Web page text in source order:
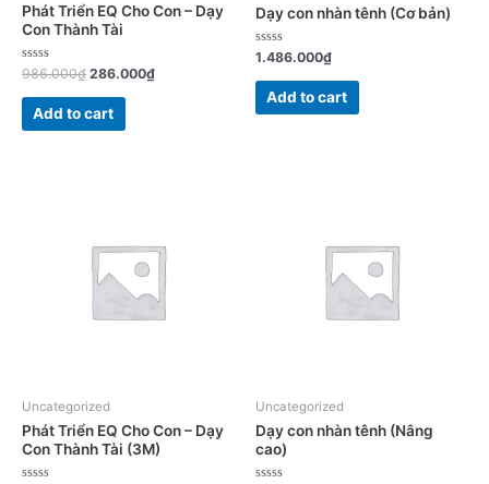
Phát Triển EQ Cho Con – Dạy
Con Thành Tài
Được
hạng
sao
986.000₫ Giá
là:
986.000₫.
286.000₫Giá
Add to cart
Dạy con nhàn tênh (Cơ bản)
Được
hạng
sao
1.486.000₫
Add to cart
Uncategorized
Phát Triển EQ Cho Con – Dạy
Con Thành Tài (3M)
Uncategorized
Dạy con nhàn tênh (Nâng
cao)